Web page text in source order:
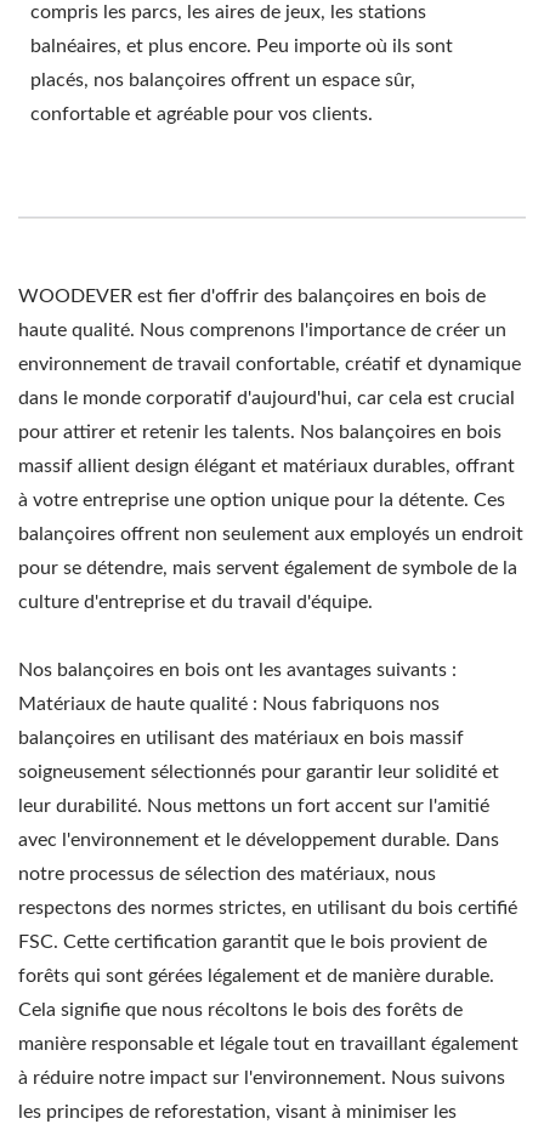
compris les parcs, les aires de jeux, les stations
balnéaires, et plus encore. Peu importe où ils sont
placés, nos balançoires offrent un espace sûr,
confortable et agréable pour vos clients.
WOODEVER est fier d'offrir des balançoires en bois de
haute qualité. Nous comprenons l'importance de créer un
environnement de travail confortable, créatif et dynamique
dans le monde corporatif d'aujourd'hui, car cela est crucial
pour attirer et retenir les talents. Nos balançoires en bois
massif allient design élégant et matériaux durables, offrant
à votre entreprise une option unique pour la détente. Ces
balançoires offrent non seulement aux employés un endroit
pour se détendre, mais servent également de symbole de la
culture d'entreprise et du travail d'équipe.
Nos balançoires en bois ont les avantages suivants :
Matériaux de haute qualité : Nous fabriquons nos
balançoires en utilisant des matériaux en bois massif
soigneusement sélectionnés pour garantir leur solidité et
leur durabilité. Nous mettons un fort accent sur l'amitié
avec l'environnement et le développement durable. Dans
notre processus de sélection des matériaux, nous
respectons des normes strictes, en utilisant du bois certifié
FSC. Cette certification garantit que le bois provient de
forêts qui sont gérées légalement et de manière durable.
Cela signifie que nous récoltons le bois des forêts de
manière responsable et légale tout en travaillant également
à réduire notre impact sur l'environnement. Nous suivons
les principes de reforestation, visant à minimiser les